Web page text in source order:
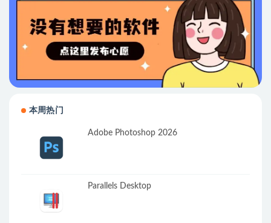
本周热门
Adobe Photoshop 2026
Parallels Desktop